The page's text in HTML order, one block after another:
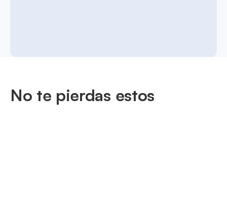
No te pierdas estos